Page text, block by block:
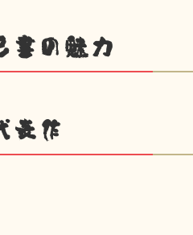
書の魅力
表作